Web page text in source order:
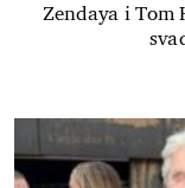
Zendaya i